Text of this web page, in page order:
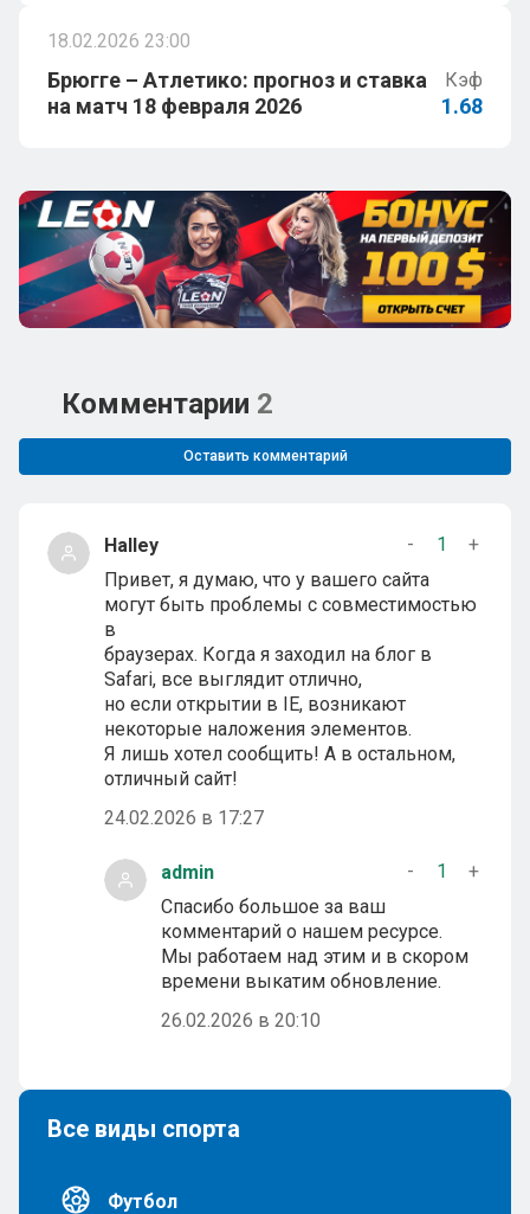
18.02.2026 23:00
Брюгге – Атлетико: прогноз и ставка
на матч 18 февраля 2026
Кэф
1.68
Комментарии 2
Оставить комментарий
Halley - 1
+
Привет, я думаю, что у вашего сайта
могут быть проблемы с совместимостью
в
браузерах. Когда я заходил на блог в
Safari, все выглядит отлично,
но если открытии в IE, возникают
некоторые наложения элементов.
Я лишь хотел сообщить! А в остальном,
отличный сайт!
24.02.2026 в 17:27
admin - 1
+
Спасибо большое за ваш
комментарий о нашем ресурсе.
Мы работаем над этим и в скором
времени выкатим обновление.
26.02.2026 в 20:10
Все виды спорта
Футбол